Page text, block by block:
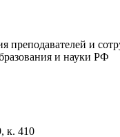
преподавателей и
и науки РФ
к. 410